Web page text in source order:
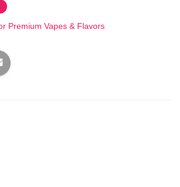
Premium Vapes & Flavors